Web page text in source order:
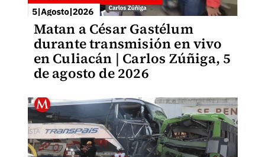
Matan a César Gastélum
durante transmisión en vivo
en Culiacán | Carlos Zúñiga, 5
de agosto de 2026